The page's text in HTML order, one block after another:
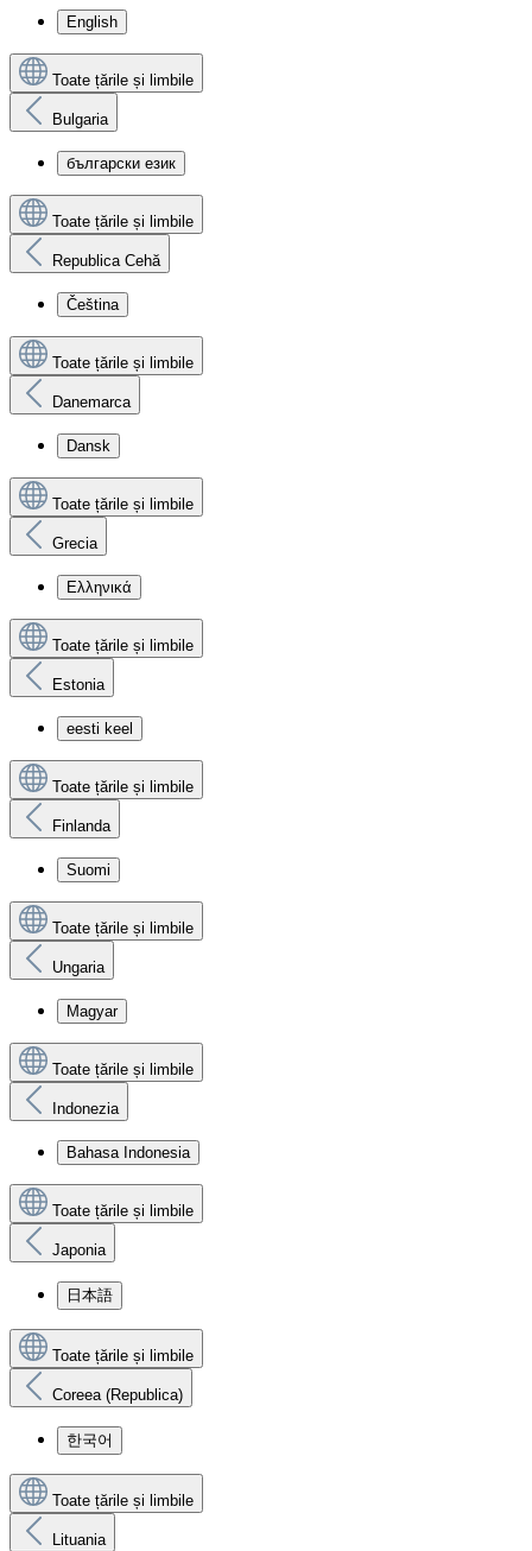
English
Toate țările și limbile
Bulgaria
български език
Toate țările și limbile
Republica Cehă
Čeština
Toate țările și limbile
Danemarca
Dansk
Toate țările și limbile
Grecia
Ελληνικά
Toate țările și limbile
Estonia
eesti keel
Toate țările și limbile
Finlanda
Suomi
Toate țările și limbile
Ungaria
Magyar
Toate țările și limbile
Indonezia
Bahasa Indonesia
Toate țările și limbile
Japonia
日本語
Toate țările și limbile
Coreea (Republica)
한국어
Toate țările și limbile
Lituania